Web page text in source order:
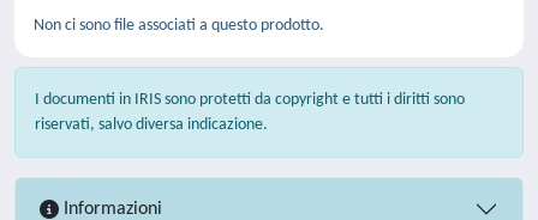
Non ci sono file associati a questo prodotto.
I documenti in IRIS sono protetti da copyright e tutti i diritti sono
riservati, salvo diversa indicazione.
Informazioni